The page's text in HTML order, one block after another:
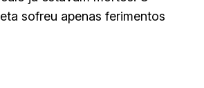
sofreu apenas ferimentos